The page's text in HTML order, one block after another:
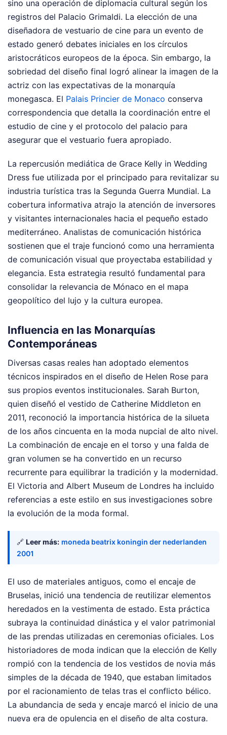
sino una operación de diplomacia cultural según los
registros del Palacio Grimaldi. La elección de una
diseñadora de vestuario de cine para un evento de
estado generó debates iniciales en los círculos
aristocráticos europeos de la época. Sin embargo, la
sobriedad del diseño final logró alinear la imagen de la
actriz con las expectativas de la monarquía
monegasca. El Palais Princier de Monaco conserva
correspondencia que detalla la coordinación entre el
estudio de cine y el protocolo del palacio para
asegurar que el vestuario fuera apropiado.
La repercusión mediática de Grace Kelly in Wedding
Dress fue utilizada por el principado para revitalizar su
industria turística tras la Segunda Guerra Mundial. La
cobertura informativa atrajo la atención de inversores
y visitantes internacionales hacia el pequeño estado
mediterráneo. Analistas de comunicación histórica
sostienen que el traje funcionó como una herramienta
de comunicación visual que proyectaba estabilidad y
elegancia. Esta estrategia resultó fundamental para
consolidar la relevancia de Mónaco en el mapa
geopolítico del lujo y la cultura europea.
Influencia en las Monarquías
Contemporáneas
Diversas casas reales han adoptado elementos
técnicos inspirados en el diseño de Helen Rose para
sus propios eventos institucionales. Sarah Burton,
quien diseñó el vestido de Catherine Middleton en
2011, reconoció la importancia histórica de la silueta
de los años cincuenta en la moda nupcial de alto nivel.
La combinación de encaje en el torso y una falda de
gran volumen se ha convertido en un recurso
recurrente para equilibrar la tradición y la modernidad.
El Victoria and Albert Museum de Londres ha incluido
referencias a este estilo en sus investigaciones sobre
la evolución de la moda formal.
🔗 Leer más: moneda beatrix koningin der nederlanden
2001
El uso de materiales antiguos, como el encaje de
Bruselas, inició una tendencia de reutilizar elementos
heredados en la vestimenta de estado. Esta práctica
subraya la continuidad dinástica y el valor patrimonial
de las prendas utilizadas en ceremonias oficiales. Los
historiadores de moda indican que la elección de Kelly
rompió con la tendencia de los vestidos de novia más
simples de la década de 1940, que estaban limitados
por el racionamiento de telas tras el conflicto bélico.
La abundancia de seda y encaje marcó el inicio de una
nueva era de opulencia en el diseño de alta costura.